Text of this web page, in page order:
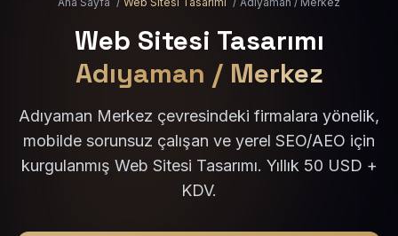
Web Sitesi Tasarımı
Adıyaman / Merkez
Adıyaman Merkez çevresindeki firmalara yönelik,
mobilde sorunsuz çalışan ve yerel SEO/AEO için
kurgulanmış Web Sitesi Tasarımı. Yıllık 50 USD +
KDV.